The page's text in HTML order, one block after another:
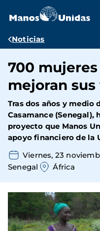
contenido
Ruta
navegación
Noticias
700
mejoran sus
Tras dos años y medio
Casamance (Senegal),
proyecto que Manos
apoyo financiero de la
Viernes, 23
Senegal
África